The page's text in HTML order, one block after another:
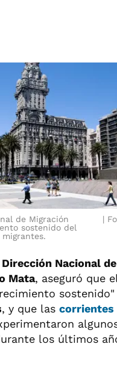
de Migración
sostenido del
Dirección Nacional
Mata, aseguró que
, y que las corrientes
los últimos